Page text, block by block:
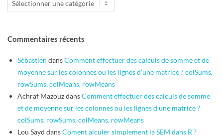
Commentaires récents
Sébastien dansComment effectuer des calculs de somme et de
moyenne sur les colonnes ou les lignes d’une matrice ? colSums,
rowSums, colMeans, rowMeans
Achraf MazouzdansComment effectuer des calculs de somme
et de moyenne sur les colonnes ou les lignes d’une matrice ?
colSums, rowSums, colMeans, rowMeans
Lou Sayd dansComent alculer simplement la SEM dans R ?